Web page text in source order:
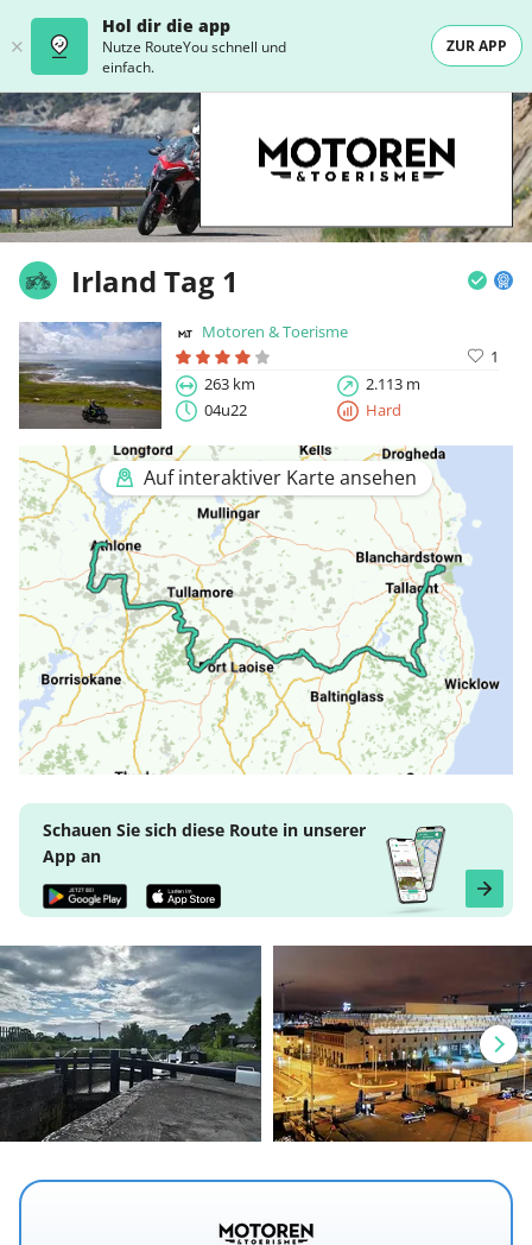
Hol dir die app
Nutze RouteYou schnell und
einfach.
ZUR APP
Irland Tag 1
Motoren & Toerisme
1
263 km
2.113 m
04u22
Hard
Auf interaktiver Karte ansehen
Schauen Sie sich diese Route in unserer
App an